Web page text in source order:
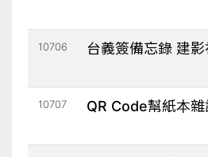
10706 台義簽備忘錄 建
10707 QR Code幫紙本